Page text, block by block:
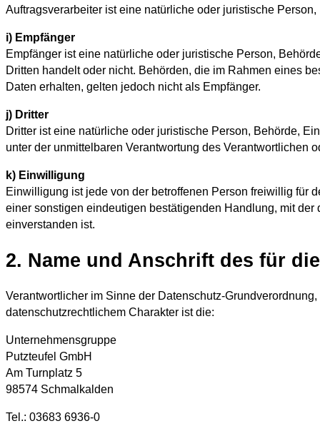
Auftragsverarbeiter ist eine natürliche oder juristische
i) Empfänger
Empfänger ist eine natürliche oder juristische Person,
Dritten handelt oder nicht. Behörden, die im Rahmen eines
Daten erhalten, gelten jedoch nicht als Empfänger.
j) Dritter
Dritter ist eine natürliche oder juristische Person, Behörde,
unter der unmittelbaren Verantwortung des Verantwortlichen
k) Einwilligung
Einwilligung ist jede von der betroffenen Person freiwillig für
einer sonstigen eindeutigen bestätigenden Handlung, mit
einverstanden ist.
2. Name und Anschrift des für
Verantwortlicher im Sinne der Datenschutz-
datenschutzrechtlichem Charakter ist die:
Unternehmensgruppe
Putzteufel GmbH
Am Turnplatz 5
98574 Schmalkalden
Tel.: 03683 6936-0